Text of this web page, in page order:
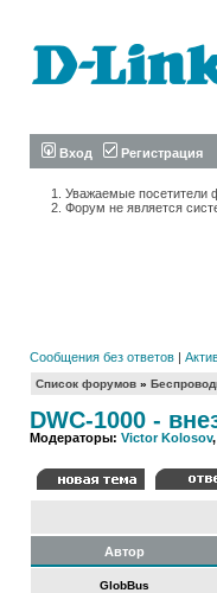
Вход Регистрация
Уважаемые посетители
Форум не является
Сообщения без ответов |
Список форумов »
DWC-1000 -
Модераторы: Victor Kolosov,
Автор
GlobBus